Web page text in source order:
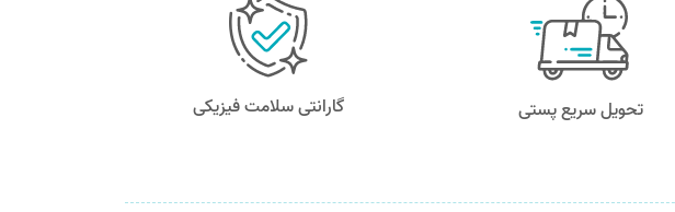
تحویل سریع پستی گارانتی سلامت فیزیکی